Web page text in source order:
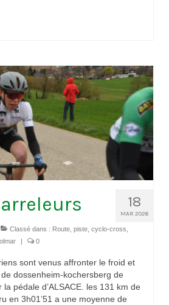
18
MAR 2026
Classé dans : Route, piste, cyclo-cross
| 0
sont venus affronter le froid et
dossenheim-kochersberg de
pédale d’ALSACE. les 131 km de
en 3h01’51 a une moyenne de